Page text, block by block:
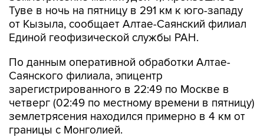
Туве в ночь на пятницу в 291 км к юго-западу
от Кызыла, сообщает Алтае-Саянский филиал
Единой геофизической службы РАН.
По данным оперативной обработки Алтае-
Саянского филиала, эпицентр
зарегистрированного в 22:49 по Москве в
четверг (02:49 по местному времени в пятницу)
землетрясения находился примерно в 4 км от
границы с Монголией.